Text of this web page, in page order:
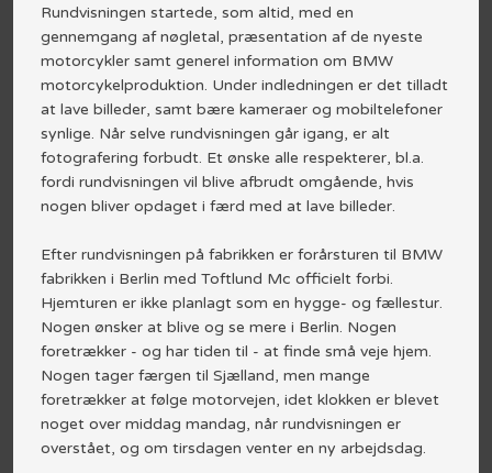
Rundvisningen startede, som altid, med en
gennemgang af nøgletal, præsentation af de nyeste
motorcykler samt generel information om BMW
motorcykelproduktion. Under indledningen er det tilladt
at lave billeder, samt bære kameraer og mobiltelefoner
synlige. Når selve rundvisningen går igang, er alt
fotografering forbudt. Et ønske alle respekterer, bl.a.
fordi rundvisningen vil blive afbrudt omgående, hvis
nogen bliver opdaget i færd med at lave billeder.
Efter rundvisningen på fabrikken er forårsturen til BMW
fabrikken i Berlin med Toftlund Mc officielt forbi.
Hjemturen er ikke planlagt som en hygge- og fællestur.
Nogen ønsker at blive og se mere i Berlin. Nogen
foretrækker - og har tiden til - at finde små veje hjem.
Nogen tager færgen til Sjælland, men mange
foretrækker at følge motorvejen, idet klokken er blevet
noget over middag mandag, når rundvisningen er
overstået, og om tirsdagen venter en ny arbejdsdag.